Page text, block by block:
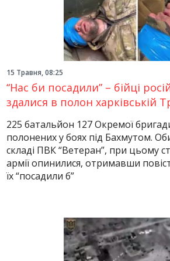
15 Травня, 08:25
“Нас би посадили” – бійці
здалися в полон харківській
225 батальйон 127 Окремої
полонених у боях під Бахмутом.
складі ПВК “Ветеран”, при цьому
армії опинилися, отримавши
їх “посадили б”